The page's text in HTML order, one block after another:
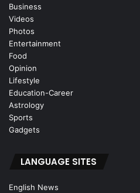
Business
Videos
Photos
Entertainment
Food
Opinion
Lifestyle
Education-Career
Astrology
Sports
Gadgets
LANGUAGE SITES
English News